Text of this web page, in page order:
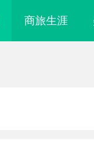
商旅生涯